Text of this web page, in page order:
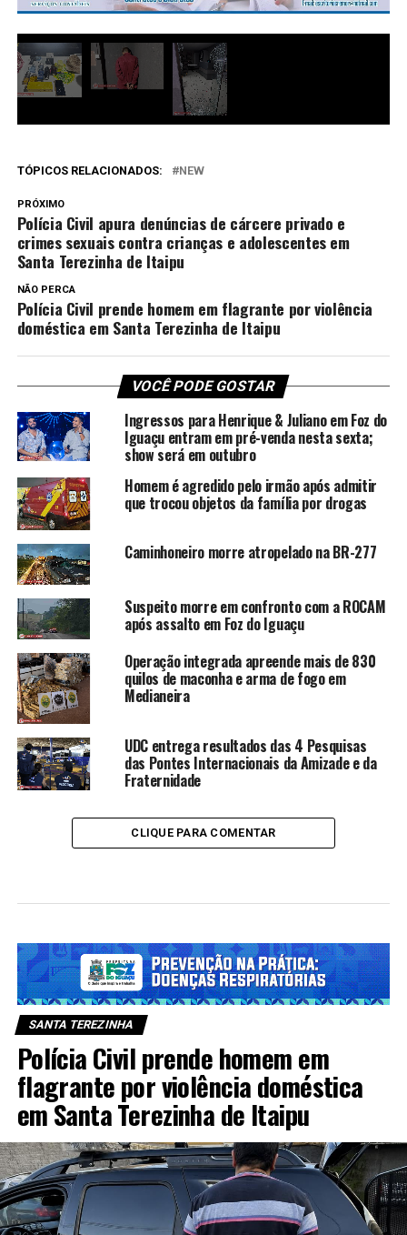
TÓPICOS RELACIONADOS: NEW
PRÓXIMO
Polícia Civil apura denúncias de cárcere privado e
crimes sexuais contra crianças e adolescentes em
Santa Terezinha de Itaipu
NÃO PERCA
Polícia Civil prende homem em flagrante por violência
doméstica em Santa Terezinha de Itaipu
VOCÊ PODE GOSTAR
Ingressos para Henrique & Juliano em Foz do
Iguaçu entram em pré-venda nesta sexta;
show será em outubro
Homem é agredido pelo irmão após admitir
que trocou objetos da família por drogas
Caminhoneiro morre atropelado na BR-277
Suspeito morre em confronto com a ROCAM
após assalto em Foz do Iguaçu
Operação integrada apreende mais de 830
quilos de maconha e arma de fogo em
Medianeira
UDC entrega resultados das 4 Pesquisas
das Pontes Internacionais da Amizade e da
Fraternidade
CLIQUE PARA COMENTAR
SANTA TEREZINHA
Polícia Civil prende homem em
flagrante por violência doméstica
em Santa Terezinha de Itaipu